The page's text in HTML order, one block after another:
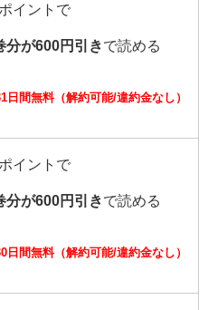
イントで
分が600円引きで読める
日間無料（解約可能/違約金なし）
イントで
分が600円引きで読める
日間無料（解約可能/違約金なし）